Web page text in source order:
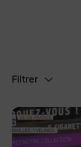
Filtrer
Liste